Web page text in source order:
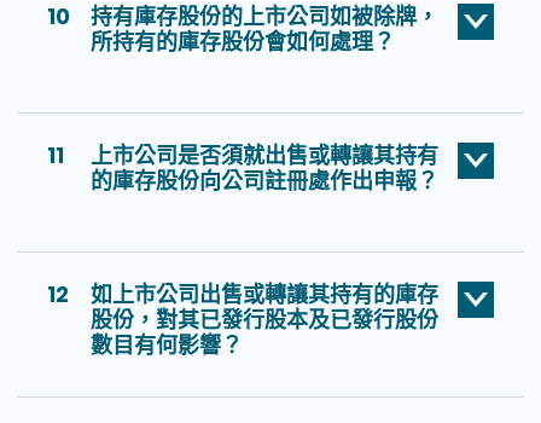
10
持有庫存股份的上市公司如被除牌，
所持有的庫存股份會如何處理？
11
上市公司是否須就出售或轉讓其持有
的庫存股份向公司註冊處作出申報？
12
如上市公司出售或轉讓其持有的庫存
股份，對其已發行股本及已發行股份
數目有何影響？